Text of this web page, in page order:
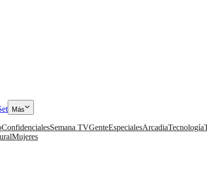
Más
ConfidencialesSemana TVGenteEspecialesArcadiaTecnología
Mujeres